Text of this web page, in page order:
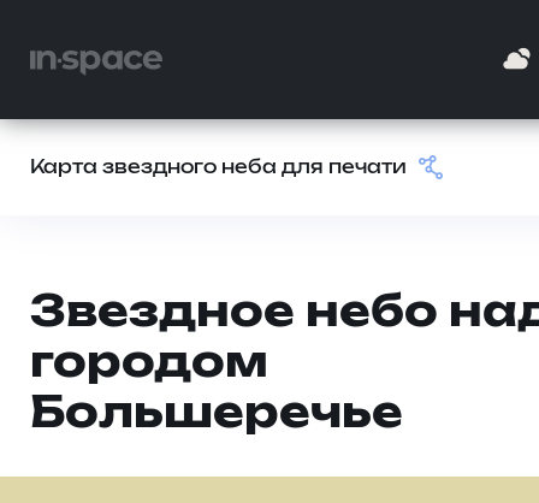
Карта звездного неба для печати
Звездное небо
городом
Большеречье